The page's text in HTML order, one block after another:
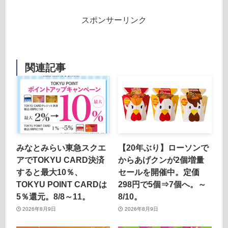
スポンサーリンク
関連記事
みなとみらい東急スクエ
アでTOKYU CARD決済
すると最大10％、
TOKYU POINT CARDは
5％還元。8/8～11。
2026年8月9日
【20年ぶり】ローソンで
からあげクンが2個増量
セールを開催中。定価
298円で5個⇒7個へ。～
8/10。
2026年8月9日